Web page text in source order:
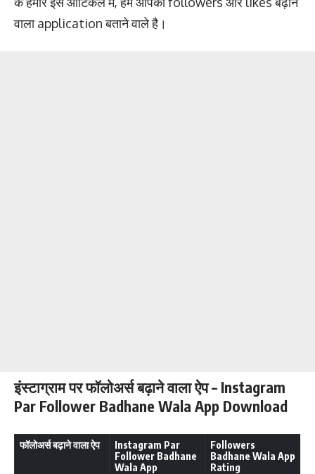
वाला application बताने वाले है।
इंस्टाग्राम पर फॉलोअर्स बढ़ाने वाला ऐप – Instagram
Par Follower Badhane Wala App Download
फॉलोअर्स बढ़ाने वाला ऐप
Instagram Par
Follower Badhane
Wala App
Followers
Badhane Wala App
Rating